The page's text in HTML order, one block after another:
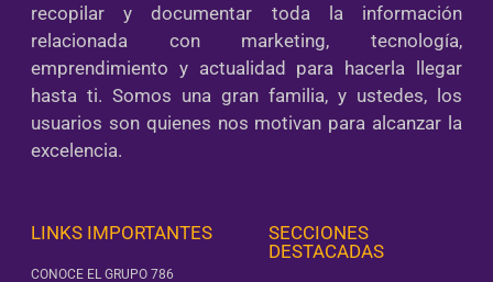
recopilar y documentar toda la información
relacionada con marketing, tecnología,
emprendimiento y actualidad para hacerla llegar
hasta ti. Somos una gran familia, y ustedes, los
usuarios son quienes nos motivan para alcanzar la
excelencia.
LINKS IMPORTANTES
CONOCE EL GRUPO 786
SECCIONES
DESTACADAS